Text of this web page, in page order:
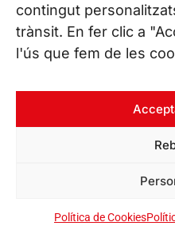
contingut
trànsit. En fer clic a
l'ús que fem de les
Política de Cookies
CONTACTA’NS
Tel. (+34) 937 882 300